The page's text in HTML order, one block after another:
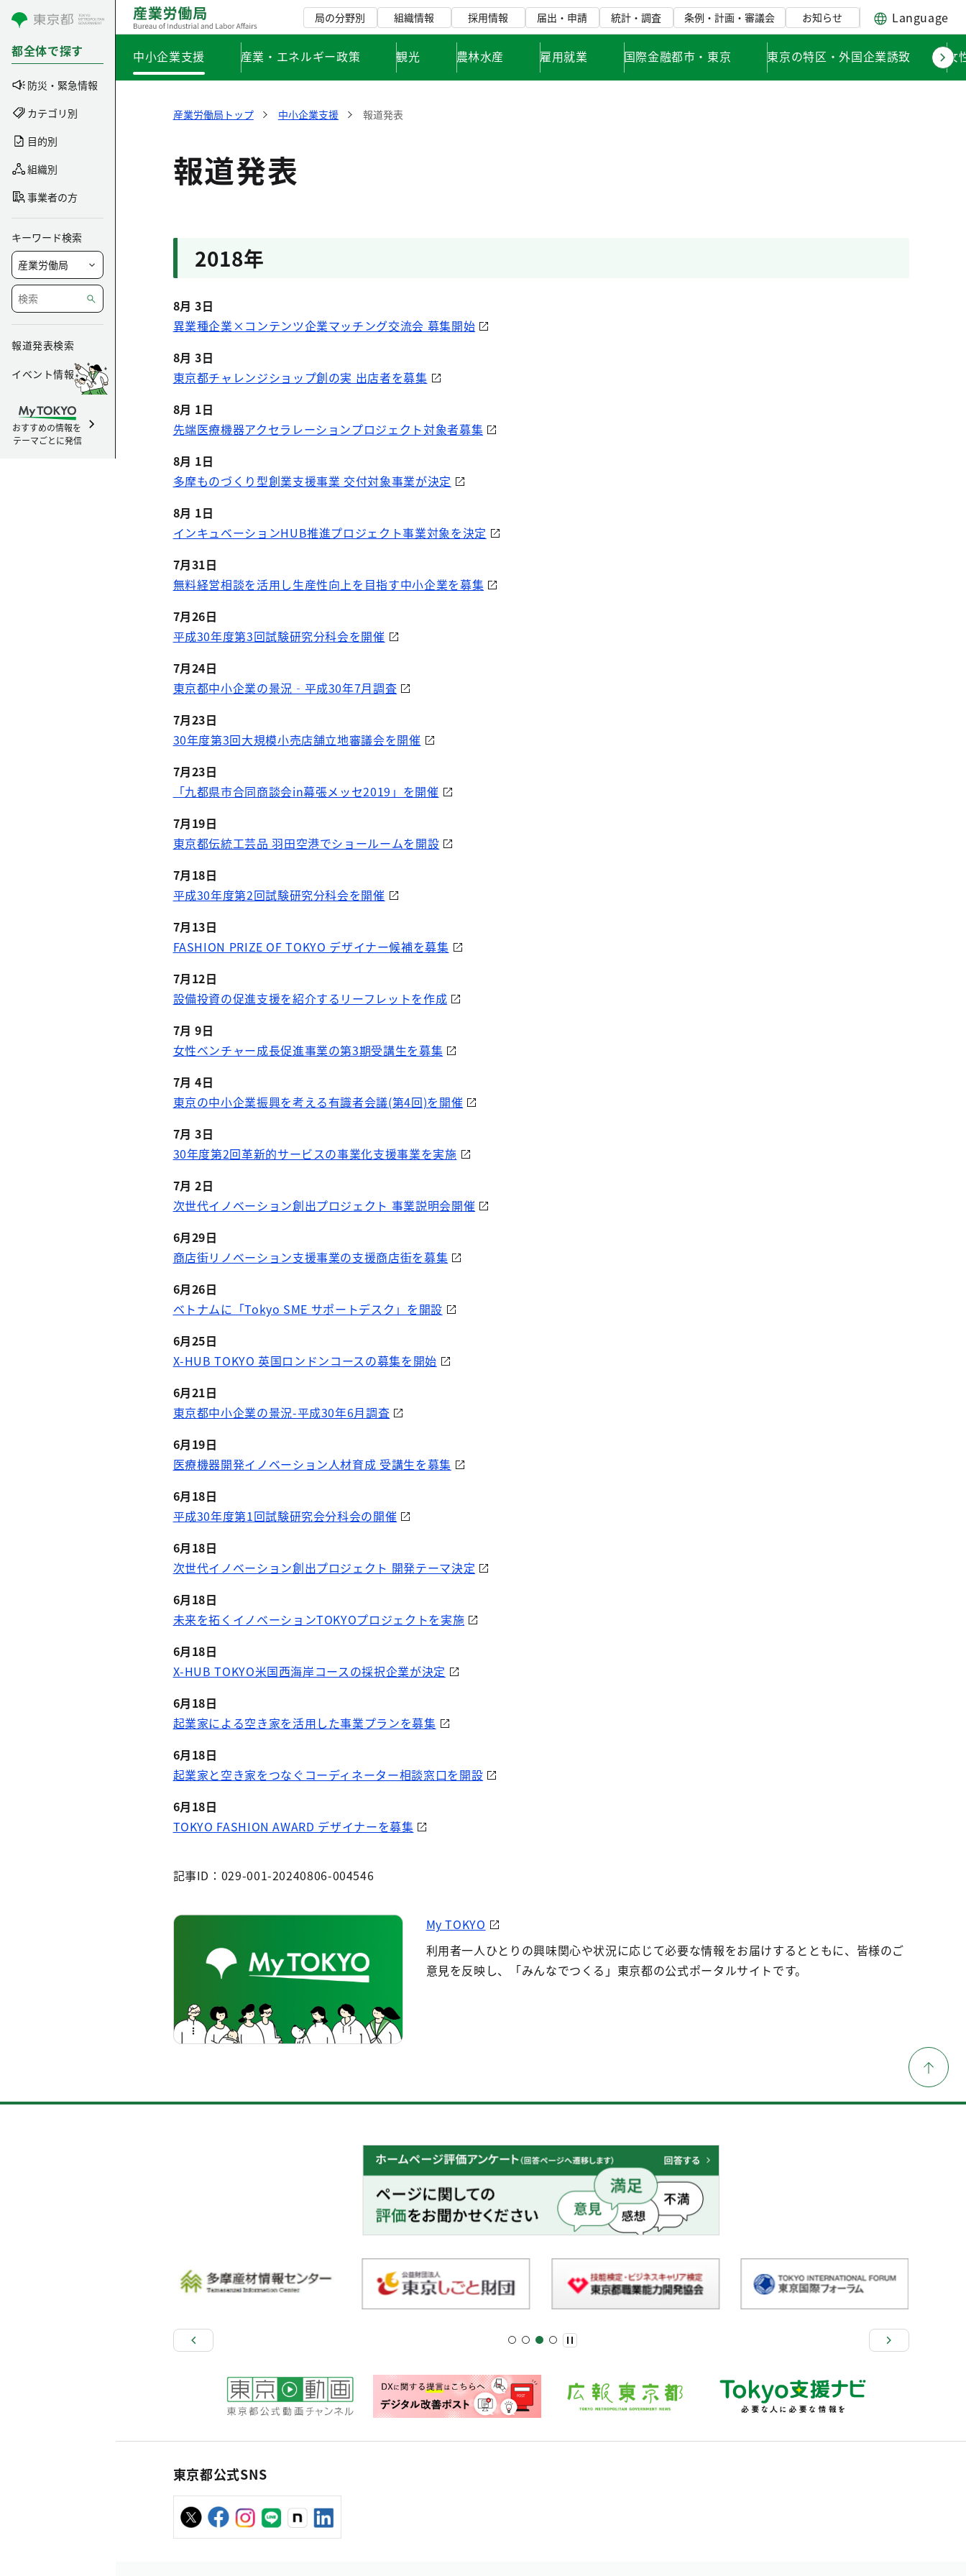
コンテンツにスキップ
都全体で探す
防災・緊急情報
カテゴリ別
目的別
組織別
事業者の方
キーワード検索
報道発表検索
イベント情報
おすすめの情報を
テーマごとに発信
局の分野別 組織情報 採用情報 届出・申請 統計・調査 条例・計画・審議会 お知らせ Language
中小企業支援 産業・エネルギー政策 観光 農林水産 雇用就業 国際金融都市・東京 東京の特区・外国企業誘致 女
産業労働局トップ 中小企業支援 報道発表
報道発表
2018年
8月 3日
異業種企業×コンテンツ企業マッチング交流会 募集開始
8月 3日
東京都チャレンジショップ創の実 出店者を募集
8月 1日
先端医療機器アクセラレーションプロジェクト対象者募集
8月 1日
多摩ものづくり型創業支援事業 交付対象事業が決定
8月 1日
インキュベーションHUB推進プロジェクト事業対象を決定
7月31日
無料経営相談を活用し生産性向上を目指す中小企業を募集
7月26日
平成30年度第3回試験研究分科会を開催
7月24日
東京都中小企業の景況‐平成30年7月調査
7月23日
30年度第3回大規模小売店舗立地審議会を開催
7月23日
「九都県市合同商談会in幕張メッセ2019」を開催
7月19日
東京都伝統工芸品 羽田空港でショールームを開設
7月18日
平成30年度第2回試験研究分科会を開催
7月13日
FASHION PRIZE OF TOKYO デザイナー候補を募集
7月12日
設備投資の促進支援を紹介するリーフレットを作成
7月 9日
女性ベンチャー成長促進事業の第3期受講生を募集
7月 4日
東京の中小企業振興を考える有識者会議(第4回)を開催
7月 3日
30年度第2回革新的サービスの事業化支援事業を実施
7月 2日
次世代イノベーション創出プロジェクト 事業説明会開催
6月29日
商店街リノベーション支援事業の支援商店街を募集
6月26日
ベトナムに「Tokyo SME サポートデスク」を開設
6月25日
X-HUB TOKYO 英国ロンドンコースの募集を開始
6月21日
東京都中小企業の景況-平成30年6月調査
6月19日
医療機器開発イノベーション人材育成 受講生を募集
6月18日
平成30年度第1回試験研究会分科会の開催
6月18日
次世代イノベーション創出プロジェクト 開発テーマ決定
6月18日
未来を拓くイノベーションTOKYOプロジェクトを実施
6月18日
X-HUB TOKYO米国西海岸コースの採択企業が決定
6月18日
起業家による空き家を活用した事業プランを募集
6月18日
起業家と空き家をつなぐコーディネーター相談窓口を開設
6月18日
TOKYO FASHION AWARD デザイナーを募集
記事ID：029-001-20240806-004546
My TOKYO
利用者一人ひとりの興味関心や状況に応じて必要な情報をお届けするとともに、皆様のご
意見を反映し、「みんなでつくる」東京都の公式ポータルサイトです。
東京都公式SNS